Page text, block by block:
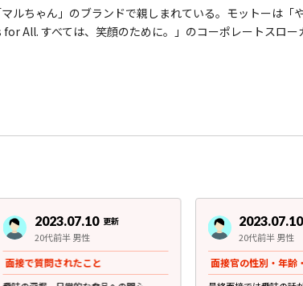
ルちゃん」のブランドで親しまれている。モットーは「
All. すべては、笑顔のために。」のコーポレートスロー
2023.07.10 更新
20代前半 男性
面接で質問されたこと
2023.07.10
20代前半 男性
面接官の性別・年齢